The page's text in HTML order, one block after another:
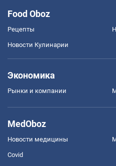
Food Oboz
Рецепты
Новости Кулинарии
Экономика
Рынки и компании
MedOboz
Новости медицины
Covid